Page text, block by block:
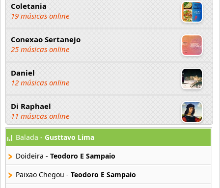
Coletania
19 músicas online
Conexao Sertanejo
25 músicas online
Daniel
12 músicas online
Di Raphael
11 músicas online
Duani E Dinei
16 músicas online
Edson y Hudson
12 músicas online
Balada - Gusttavo Lima
Doideira - Teodoro E Sampaio
Paixao Chegou - Teodoro E Sampaio